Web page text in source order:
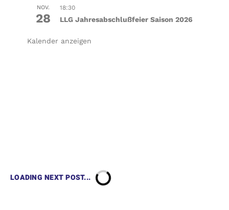
NOV.
28
18:30
LLG Jahresabschlußfeier Saison 2026
Kalender anzeigen
LOADING NEXT POST...